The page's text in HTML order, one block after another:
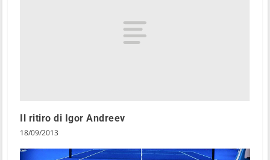
Il ritiro di Igor Andreev
18/09/2013